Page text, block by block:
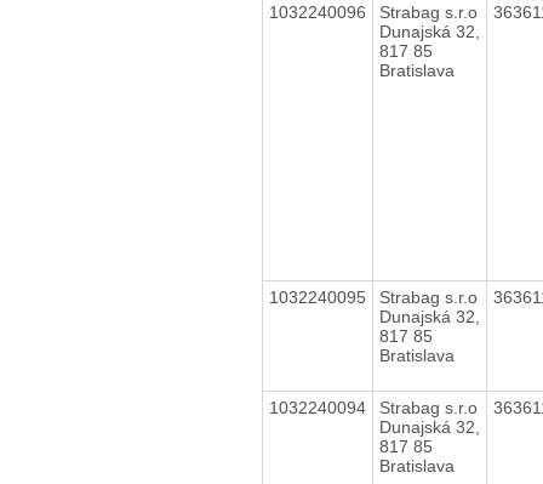
1032240096
Strabag s.r.o
Dunajská 32,
817 85
Bratislava
1032240095
Strabag s.r.o
Dunajská 32,
817 85
Bratislava
1032240094
Strabag s.r.o
Dunajská 32,
817 85
Bratislava